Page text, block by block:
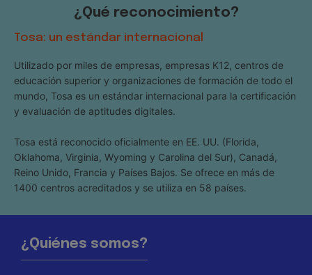
¿Qué reconocimiento?
Tosa: un estándar internacional
Utilizado por miles de empresas, empresas K12, centros de
educación superior y organizaciones de formación de todo el
mundo, Tosa es un estándar internacional para la certificación
y evaluación de aptitudes digitales.
Tosa está reconocido oficialmente en EE. UU. (Florida,
Oklahoma, Virginia, Wyoming y Carolina del Sur), Canadá,
Reino Unido, Francia y Países Bajos. Se ofrece en más de
1400 centros acreditados y se utiliza en 58 países.
¿Quiénes somos?